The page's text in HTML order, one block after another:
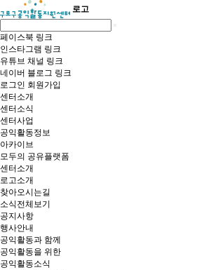
로고
페이스북 링크
인스타그램 링크
유튜브 채널 링크
네이버 블로그 링크
로그인 회원가입
센터소개
센터소식
센터사업
공익활동정보
아카이브
모두의 공유플랫폼
센터소개
로고소개
찾아오시는길
소식전체보기
공지사항
행사안내
공익활동과 함께
공익활동을 위한
공익활동소식